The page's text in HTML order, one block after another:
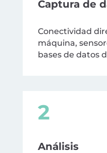
Captura de
Conectividad
máquina,
bases de datos
2
Análisis